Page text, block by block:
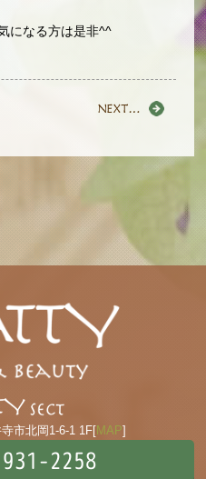
になる方は是非^^
市北岡1-6-1 1F[MAP]
2258